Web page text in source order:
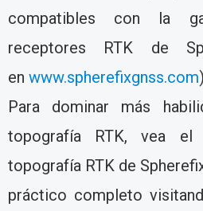
compatibles con la
receptores RTK de
en www.spherefixgnss.com
Para dominar más
topografía RTK, vea
topografía RTK de
práctico completo